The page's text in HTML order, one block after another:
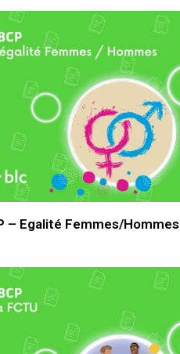
– Egalité Femmes/Hommes